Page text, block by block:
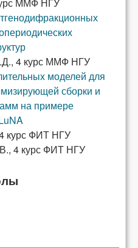
4 курс ММФ НГУ
моделей для
сборки и
на примере
курс ФИТ НГУ
4 курс ФИТ НГУ